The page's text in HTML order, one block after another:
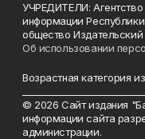
УЧРЕДИТЕЛИ:
информации
общество
Об использовании
Возрастная категория
© 2026 Сайт издания
информации сайта
администрации.